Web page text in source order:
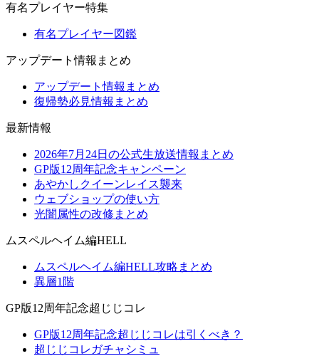
有名プレイヤー特集
有名プレイヤー図鑑
アップデート情報まとめ
アップデート情報まとめ
復帰勢必見情報まとめ
最新情報
2026年7月24日の公式生放送情報まとめ
GP版12周年記念キャンペーン
あやかしクイーンレイス襲来
ウェブショップの使い方
光闇属性の改修まとめ
ムスペルヘイム編HELL
ムスペルヘイム編HELL攻略まとめ
異層1階
GP版12周年記念超じじコレ
GP版12周年記念超じじコレは引くべき？
超じじコレガチャシミュ